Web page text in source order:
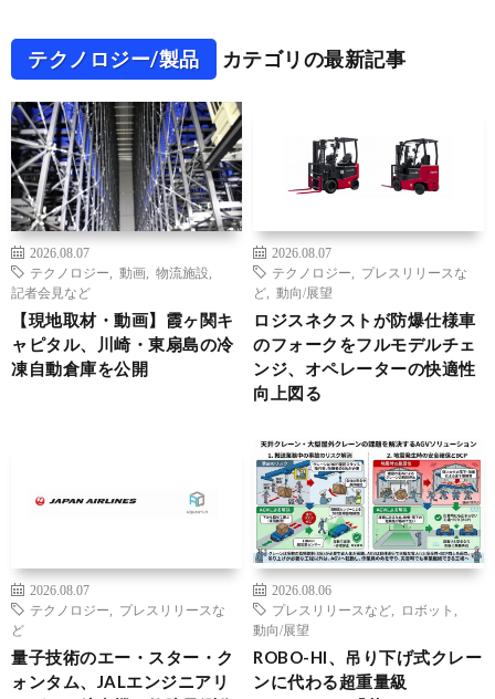
テクノロジー/製品 カテゴリの最新記事
2026.08.07
テクノロジー
動画 物流施設
記者会見など
【現地取材・動画】霞ヶ関キ
ャピタル、川崎・東扇島の冷
凍自動倉庫を公開
2026.08.07
テクノロジー
プレスリリースな
ど
動向/展望
ロジスネクストが防爆仕様車
のフォークをフルモデルチェ
ンジ、オペレーターの快適性
向上図る
2026.08.07
テクノロジー
プレスリリースな
ど
量子技術のエー・スター・ク
ォンタム、JALエンジニアリ
2026.08.06
プレスリリースなど
ロボット
動向/展望
ROBO-HI、吊り下げ式クレー
ンに代わる超重量級